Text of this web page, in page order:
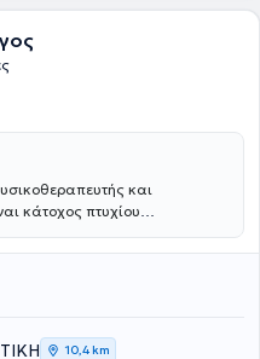
και
κάτοχος πτυχίου
στη Νευρο- μυοσκελετική
προσφέροντας
και έχοντας εργαστεί ως
ιδιωτικά θεραπευτήρια,
10,4 km